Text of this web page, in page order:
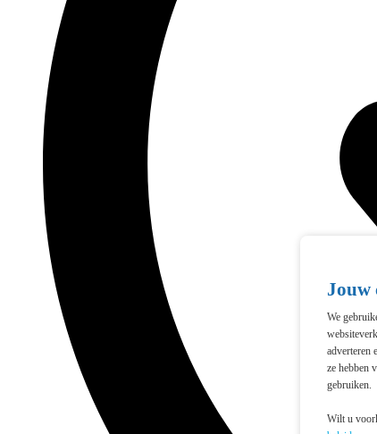
Jouw
We
adverteren
ze hebben
gebruiken.
Wilt u